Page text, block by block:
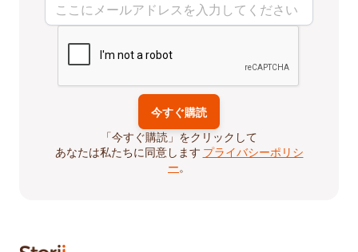
「今すぐ購読」をクリックして
あなたは私たちに同意します プライバシーポリシ
ー。